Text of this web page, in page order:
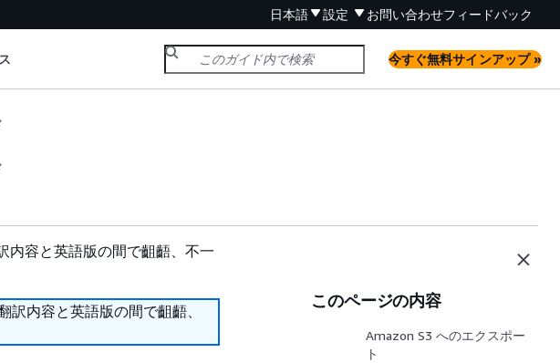
日本語 設定 お問い合わせフィードバック
今すぐ無料サインアップ »
内容と英語版の間で齟齬、不一
内容と英語版の間で齟齬、
このページの内容
Amazon S3 へのエクスポー
ト